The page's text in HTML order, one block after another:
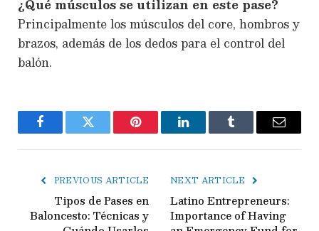
¿Qué músculos se utilizan en este pase?
Principalmente los músculos del core, hombros y
brazos, además de los dedos para el control del
balón.
FacebookTwitter Pinterest LinkedInTumblr Email
PREVIOUS ARTICLE
Tipos de Pases en
Baloncesto: Técnicas y
NEXT ARTICLE
Latino Entrepreneurs:
Importance of Having